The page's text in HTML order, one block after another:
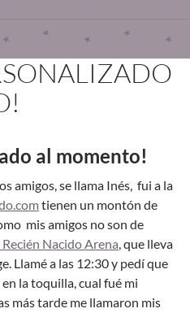
al momento!
amigos, se llama Inés, fui a la
tienen un montón de
mis amigos no son de
Recién Nacido Arena, que lleva
Llamé a las 12:30 y pedí que
la toquilla, cual fué mi
más tarde me llamaron mis